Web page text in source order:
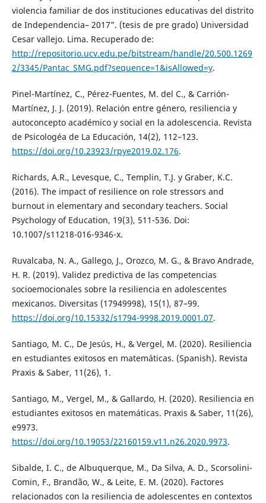
violencia familiar de dos instituciones educativas del distrito
de Independencia– 2017”. (tesis de pre grado) Universidad
Cesar vallejo. Lima. Recuperado de:
http://repositorio.ucv.edu.pe/bitstream/handle/20.500.1269
2/3345/Pantac_SMG.pdf?sequence=1&isAllowed=y.
Pinel-Martínez, C., Pérez-Fuentes, M. del C., & Carrión-
Martínez, J. J. (2019). Relación entre género, resiliencia y
autoconcepto académico y social en la adolescencia. Revista
de Psicologéa de La Educación, 14(2), 112–123.
https://doi.org/10.23923/rpye2019.02.176.
Richards, A.R., Levesque, C., Templin, T.J. y Graber, K.C.
(2016). The impact of resilience on role stressors and
burnout in elementary and secondary teachers. Social
Psychology of Education, 19(3), 511-536. Doi:
10.1007/s11218-016-9346-x.
Ruvalcaba, N. A., Gallego, J., Orozco, M. G., & Bravo Andrade,
H. R. (2019). Validez predictiva de las competencias
socioemocionales sobre la resiliencia en adolescentes
mexicanos. Diversitas (17949998), 15(1), 87–99.
https://doi.org/10.15332/s1794-9998.2019.0001.07.
Santiago, M. C., De Jesús, H., & Vergel, M. (2020). Resiliencia
en estudiantes exitosos en matemáticas. (Spanish). Revista
Praxis & Saber, 11(26), 1.
Santiago, M., Vergel, M., & Gallardo, H. (2020). Resiliencia en
estudiantes exitosos en matemáticas. Praxis & Saber, 11(26),
e9973.
https://doi.org/10.19053/22160159.v11.n26.2020.9973.
Sibalde, I. C., de Albuquerque, M., Da Silva, A. D., Scorsolini-
Comin, F., Brandão, W., & Leite, E. M. (2020). Factores
relacionados con la resiliencia de adolescentes en contextos